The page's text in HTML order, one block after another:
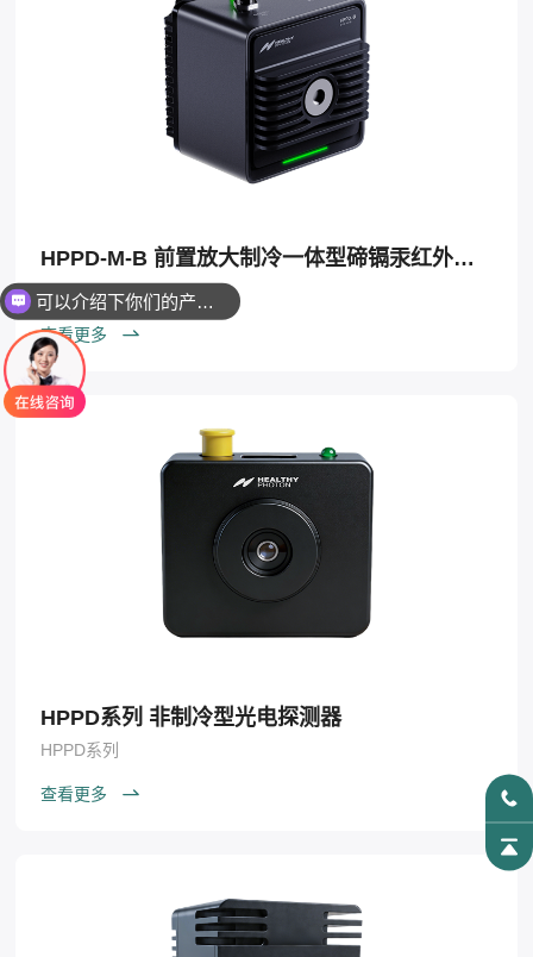
HPPD-M-B 前置放大制冷一体型碲镉汞红外探测器
HPPD-M-B
查看更多
HPPD系列 非制冷型光电探测器
HPPD系列
查看更多